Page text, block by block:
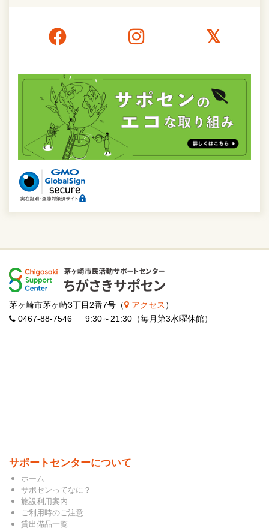
茅ヶ崎市茅ヶ崎3丁目2番7号（ アクセス ）
0467-88-7546 9:30～21:30（毎月第3水曜休館）
サポートセンターについて
ホーム
サポセンってなに？
施設利用案内
ご利用時のご注意
貸出備品一覧